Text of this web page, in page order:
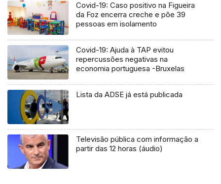
Covid-19: Caso positivo na Figueira
da Foz encerra creche e põe 39
pessoas em isolamento
Covid-19: Ajuda à TAP evitou
repercussões negativas na
economia portuguesa -Bruxelas
Lista da ADSE já está publicada
Televisão pública com informação a
partir das 12 horas (áudio)